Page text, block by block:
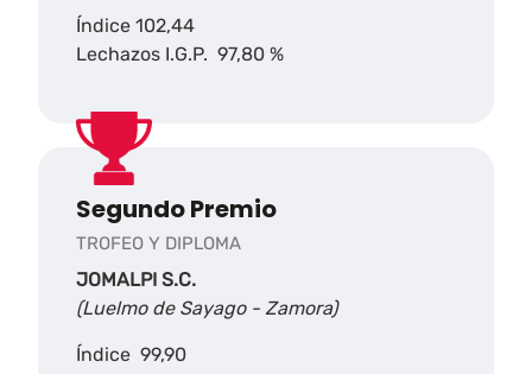
Índice 102,44
Lechazos I.G.P. 97,80 %
Segundo Premio
TROFEO Y DIPLOMA
JOMALPI S.C.
(Luelmo de Sayago - Zamora)
Índice 99,90